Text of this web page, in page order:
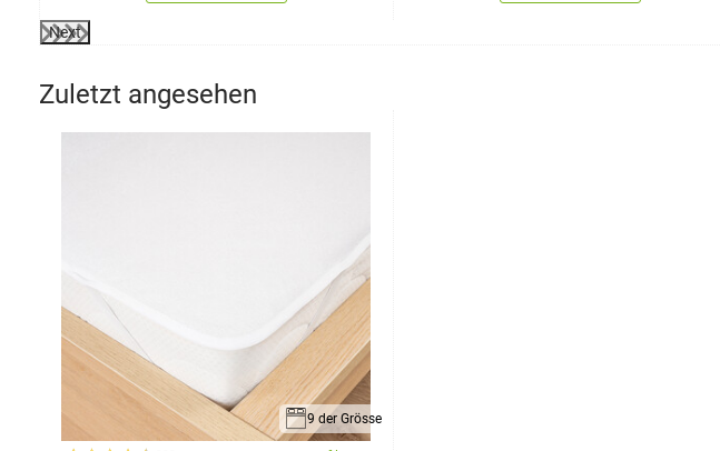
Next
Zuletzt angesehen
9 der Grösse